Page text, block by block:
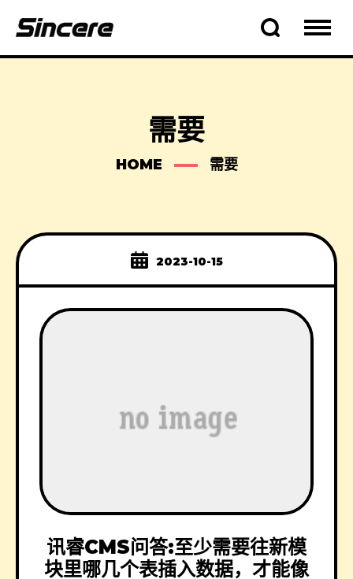
需要
HOME 需要
2023-10-15
讯睿CMS问答:至少需要往新模
块里哪几个表插入数据，才能像